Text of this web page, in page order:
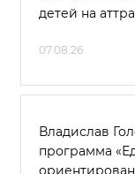
детей на
07.08.26
Владислав
программа